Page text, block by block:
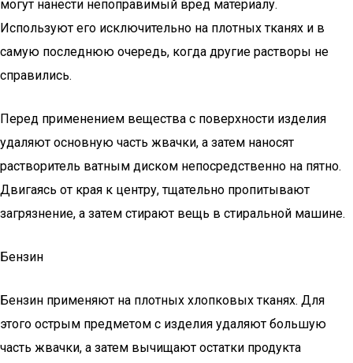
могут нанести непоправимый вред материалу.
Используют его исключительно на плотных тканях и в
самую последнюю очередь, когда другие растворы не
справились.
Перед применением вещества с поверхности изделия
удаляют основную часть жвачки, а затем наносят
растворитель ватным диском непосредственно на пятно.
Двигаясь от края к центру, тщательно пропитывают
загрязнение, а затем стирают вещь в стиральной машине.
Бензин
Бензин применяют на плотных хлопковых тканях. Для
этого острым предметом с изделия удаляют большую
часть жвачки, а затем вычищают остатки продукта